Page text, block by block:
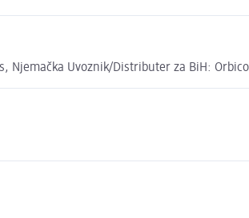
Uvoznik/Distributer za BiH: